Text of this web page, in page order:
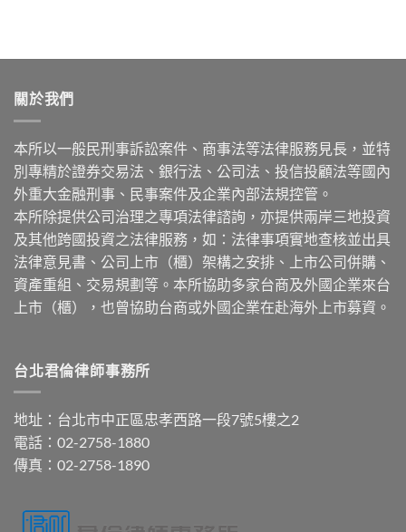
關於我們
本所以一般民刑事訴訟案件、商事法等法律服務見長，並特
別專精於證券交易法、銀行法、公司法、投信投顧法等國內
外重大金融刑事、民事案件及企業內部法規控管。
本所除提供公司治理之專項法律諮詢，亦提供兩岸三地投資
及其他跨國投資之法律服務，如：法律事項實地查核並出具
法律意見書、公司上市（櫃）架構之安排、上市公司併購、
資產重組、交易規劃等。本所協助多家台商及外國企業來台
上市（櫃），也曾協助台商或外國企業在赴海外上市募資。
台北君倫律師事務所
地址：台北市中正區忠孝西路一段7號5樓之2
電話：02-2758-1880
傳真：02-2758-1890